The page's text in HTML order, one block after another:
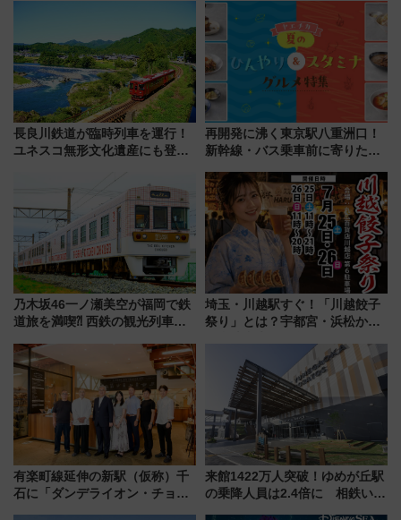
長良川鉄道が臨時列車を運行！
ユネスコ無形文化遺産にも登録
に 乗車には予約が必要
再開発に沸く東京駅八重洲口！
新幹線・バス乗車前に寄りたい
やり＆スタミナグルメ」6選【新
店舗も！】
乃木坂46一ノ瀬美空が福岡で鉄
道旅を満喫⁈ 西鉄の観光列車
CHIKUGO」で巡る福岡･太宰
府･柳川の旅！YouTubeが公開
に
埼玉・川越駅すぐ！「川越餃子
祭り」とは？宇都宮・浜松から
を食べ比べ【7月25日・26日開
有楽町線延伸の新駅（仮称）千
石に「ダンデライオン・チョコ
来館1422万人突破！ゆめが丘駅
の乗降人員は2.4倍に 相鉄いず